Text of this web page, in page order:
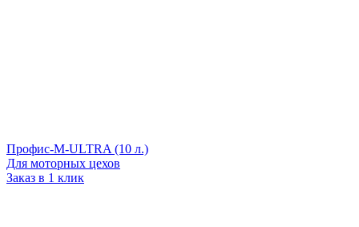
Профис-М-ULTRA (10 л.)
Для моторных цехов
Заказ в 1 клик